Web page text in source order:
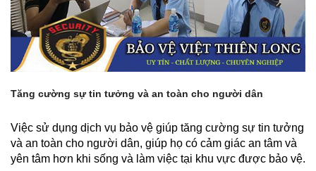
Tăng cường sự tin tưởng và an toàn cho người dân
Việc sử dụng dịch vụ bảo vệ giúp tăng cường sự tin tưởng
và an toàn cho người dân, giúp họ có cảm giác an tâm và
yên tâm hơn khi sống và làm việc tại khu vực được bảo vệ.